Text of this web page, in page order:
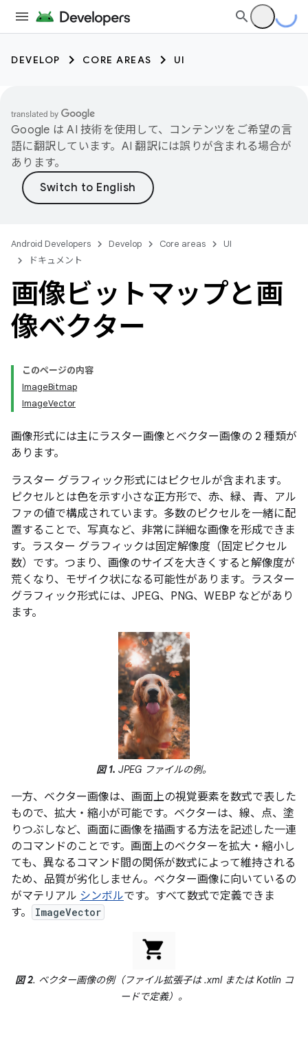
DEVELOP CORE AREAS UI
Google は AI 技術を使用して、コンテンツをご希望の言
語に翻訳しています。AI 翻訳には誤りが含まれる場合が
あります。
Android Developers Develop Core areas
UI
ドキュメント
画像ビットマップと画
像ベクター
このページの内容
ImageBitmap
ImageVector
画像形式には主にラスター画像とベクター画像の 2 種類が
あります。
ラスター グラフィック形式にはピクセルが含まれます。
ピクセルとは色を示す小さな正方形で、赤、緑、青、アル
ファの値で構成されています。多数のピクセルを一緒に配
置することで、写真など、非常に詳細な画像を形成できま
す。ラスター グラフィックは固定解像度（固定ピクセル
数）です。つまり、画像のサイズを大きくすると解像度が
荒くなり、モザイク状になる可能性があります。ラスター
グラフィック形式には、JPEG、PNG、WEBP などがあり
ます。
図 1. JPEG ファイルの例。
一方、ベクター画像は、画面上の視覚要素を数式で表した
もので、拡大・縮小が可能です。ベクターは、線、点、塗
りつぶしなど、画面に画像を描画する方法を記述した一連
のコマンドのことです。画面上のベクターを拡大・縮小し
ても、異なるコマンド間の関係が数式によって維持される
ため、品質が劣化しません。ベクター画像に向いているの
がマテリアル シンボルです。すべて数式で定義できま
す。
ImageVector
図 2. ベクター画像の例（ファイル拡張子は .xml または Kotlin コ
ードで定義）。